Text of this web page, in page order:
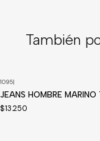
También
1095|
JEANS HOMBRE
$13.250